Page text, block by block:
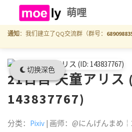
切换深色
萌哩
通知 ：我们建立了QQ交流群（群号：
21日目 天童アリス
143837767)
分类： Pixiv | 画师：@にんげんまめ